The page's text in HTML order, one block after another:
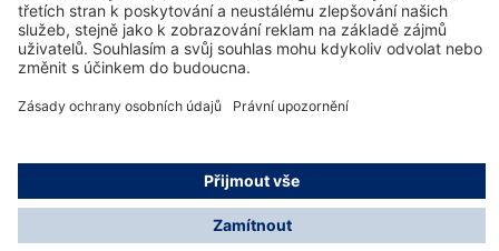
O společnosti Dräger
Informace
© Dräger Safety s.r.o., 2025
* Všechny ceny bez DPH plus náklady na dopravu a